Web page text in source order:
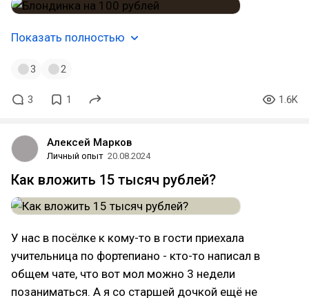
Показать полностью
3 2
3 1 1.6K
Алексей Марков
Личный опыт 20.08.2024
Как вложить 15 тысяч рублей?
У нас в посёлке к кому-то в гости приехала
учительница по фортепиано - кто-то написал в
общем чате, что вот мол можно 3 недели
позаниматься. А я со старшей дочкой ещё не